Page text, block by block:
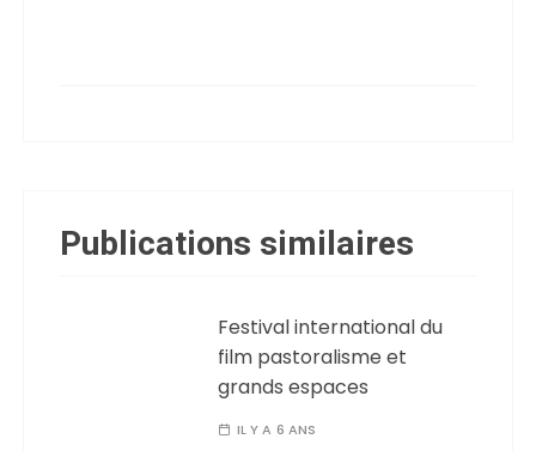
Publications similaires
Festival international du
film pastoralisme et
grands espaces
IL Y A 6 ANS